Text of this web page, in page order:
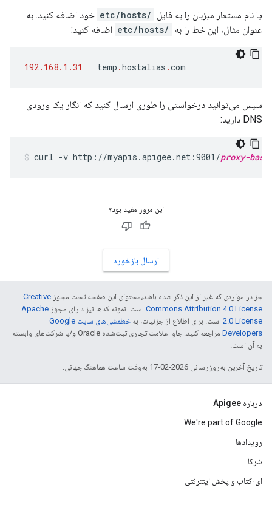
یا نام مستعار میزبان را به فایل /etc/hosts
خود اضافه کنید. به
عنوان مثال، این خط را به /etc/hosts اضافه کنید:
192.168.1.31 temp .hostalias .com
سپس می‌توانید درخواستی را طوری ارسال کنید که انگار یک ورودی
DNS دارید:
curl -v http://myapis.apigee.net:9001/proxy-
این مرور مفید بود؟
ارسال بازخورد
جز در مواردی که غیر از این ذکر شده باشد،‌محتوای این صفحه تحت مجوز Creative
Commons Attribution 4.0 License است. نمونه کدها نیز دارای مجوز Apache
2.0 License است. برای اطلاع از جزئیات، به
خطمشی‌های سایت Google
Developers‏
مراجعه کنید. جاوا علامت تجاری ثبت‌شده Oracle و/یا شرکت‌های وابسته
به آن است.
تاریخ آخرین به‌روزرسانی 2026-02-17 به‌وقت ساعت هماهنگ جهانی.
درباره Apigee
We're part of Google
رویدادها
شرکا
ای-کتاب و پخش اینترنتی